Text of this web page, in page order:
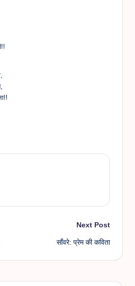
Next Post
साँवरे: प्रेम की कविता